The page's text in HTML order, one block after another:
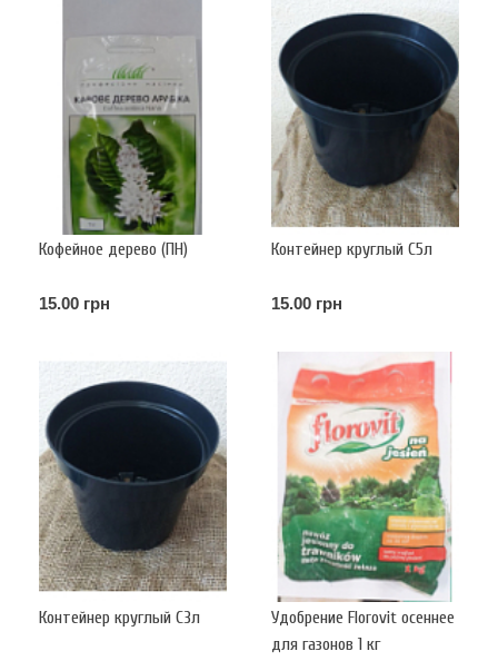
Кофейное дерево (ПН)
15.00 грн
Контейнер круглый С5л
15.00 грн
Контейнер круглый С3л
Удобрение Florovit осеннее
для газонов 1 кг